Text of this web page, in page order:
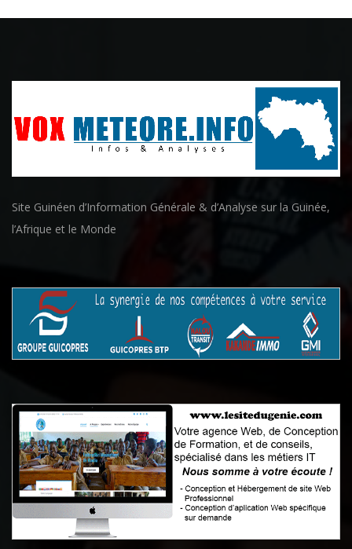
Site Guinéen d’Information Générale & d’Analyse sur la Guinée,
l’Afrique et le Monde